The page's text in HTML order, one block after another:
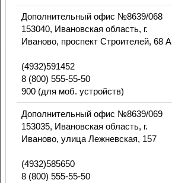
Дополнительный офис №8639/068
153040, Ивановская область, г.
Иваново, проспект Строителей, 68 А
(4932)591452
8 (800) 555-55-50
900 (для моб. устройств)
Дополнительный офис №8639/069
153035, Ивановская область, г.
Иваново, улица Лежневская, 157
(4932)585650
8 (800) 555-55-50